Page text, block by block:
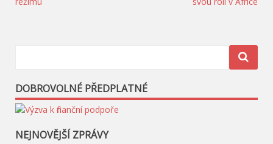
pro
DOBROVOLNÉ PŘEDPLATNÉ
NEJNOVĚJŠÍ ZPRÁVY